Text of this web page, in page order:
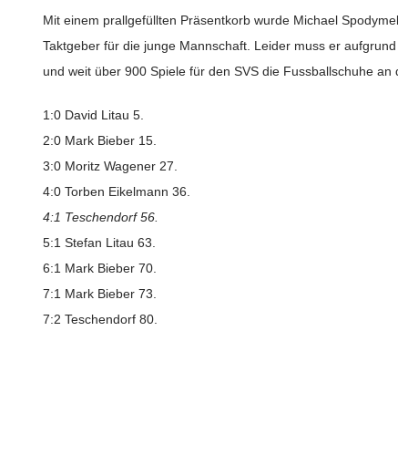
Mit einem prallgefüllten Präsentkorb wurde Michael
Taktgeber für die junge Mannschaft. Leider muss er
und weit über 900 Spiele für den SVS die Fussballschuhe an
1:0 David Litau 5.
2:0 Mark Bieber 15.
3:0 Moritz Wagener 27.
4:0 Torben Eikelmann 36.
4:1 Teschendorf 56.
5:1 Stefan Litau 63.
6:1 Mark Bieber 70.
7:1 Mark Bieber 73.
7:2 Teschendorf 80.